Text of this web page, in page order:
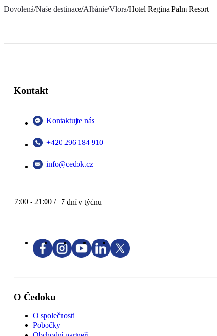
Dovolená/Naše destinace/Albánie/Vlora/Hotel Regina Palm Resort
Kontakt
Kontaktujte nás
+420 296 184 910
info@cedok.cz
7:00 - 21:00 / 7 dní v týdnu
O Čedoku
O společnosti
Pobočky